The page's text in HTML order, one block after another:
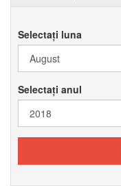
Selectați luna
Selectați anul